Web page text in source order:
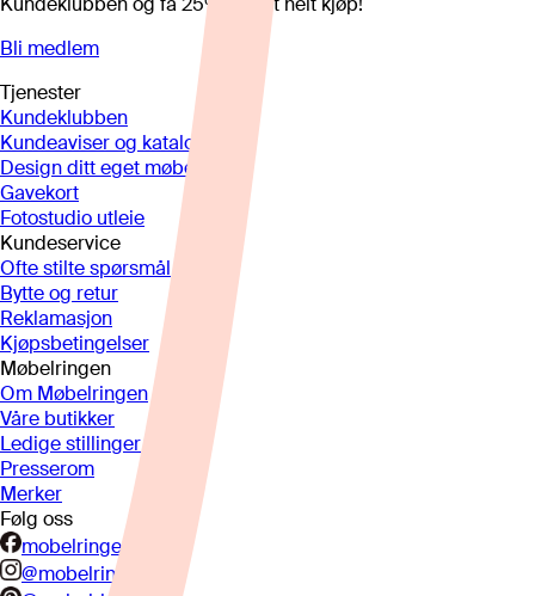
Bli medlem
Tjenester
Kundeklubben
Kundeaviser og kataloger
Design ditt eget møbel
Gavekort
Fotostudio utleie
Kundeservice
Ofte stilte spørsmål
Bytte og retur
Reklamasjon
Kjøpsbetingelser
Møbelringen
Om Møbelringen
Våre butikker
Ledige stillinger
Presserom
Merker
Følg oss
mobelringen.no
@mobelringen